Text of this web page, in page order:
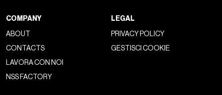
COMPANY
ABOUT
CONTACTS
LAVORA CON NOI
NSS FACTORY
LEGAL
PRIVACY POLICY
GESTISCI COOKIE